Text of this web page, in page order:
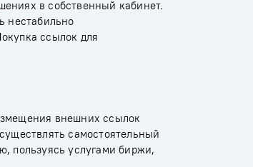
в собственный кабинет.
нестабильно
ссылок для
внешних ссылок
самостоятельный
пользуясь услугами биржи,